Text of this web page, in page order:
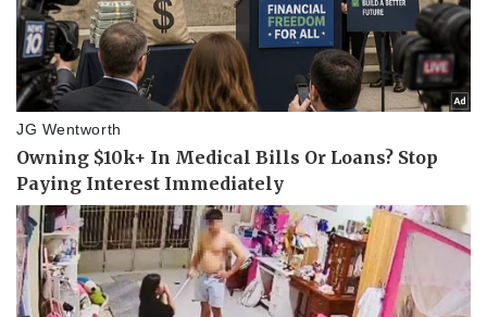
Pháp luật
Vụ án
Tin nóng
Tư vấn luật
Quân sự - Quốc phòng
Vũ khí
Việt Nam
Phân tích